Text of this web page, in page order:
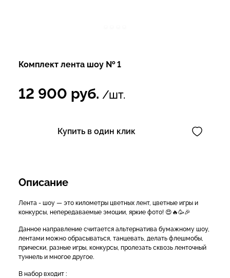
Комплект лента шоу № 1
12 900 руб. /шт.
Купить в один клик
Описание
Лента - шоу — это километры цветных лент, цветные игры и
конкурсы, непередаваемые эмоции, яркие фото! 😍🔥🥳🎉
Данное направление считается альтернатива бумажному шоу,
лентами можно обрасываться, танцевать, делать флешмобы,
прически, разные игры, конкурсы, пролезать сквозь ленточный
туннель и многое другое.
В набор входит :